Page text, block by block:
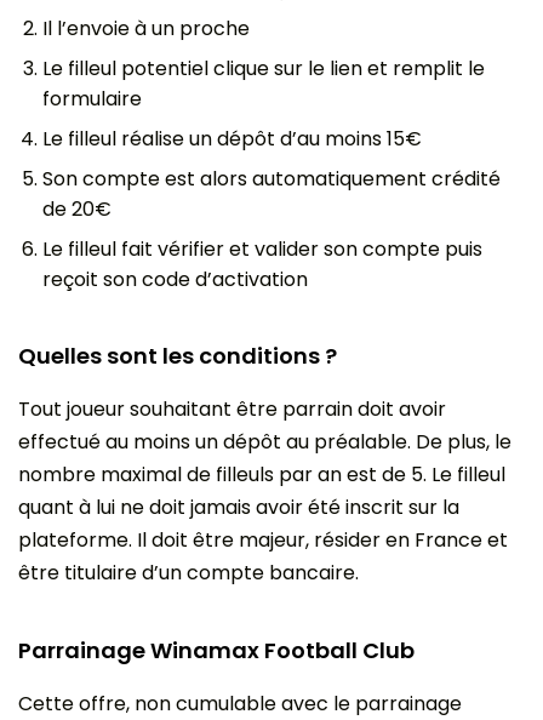
Il l’envoie à un proche
Le filleul potentiel clique sur le lien et remplit le
formulaire
Le filleul réalise un dépôt d’au moins 15€
Son compte est alors automatiquement crédité
de 20€
Le filleul fait vérifier et valider son compte puis
reçoit son code d’activation
Quelles sont les conditions ?
Tout joueur souhaitant être parrain doit avoir
effectué au moins un dépôt au préalable. De plus, le
nombre maximal de filleuls par an est de 5. Le filleul
quant à lui ne doit jamais avoir été inscrit sur la
plateforme. Il doit être majeur, résider en France et
être titulaire d’un compte bancaire.
Parrainage Winamax Football Club
Cette offre, non cumulable avec le parrainage